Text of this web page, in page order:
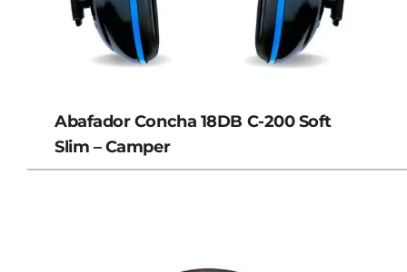
Abafador Concha 18DB C-200 Soft
Slim – Camper